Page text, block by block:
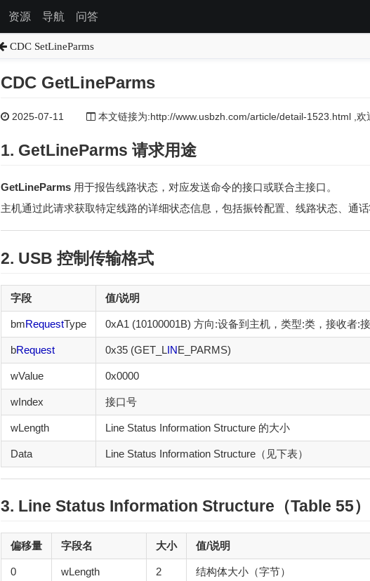
资源 导航 问答
CDC SetLineParms
CDC GetLineParms
2025-07-11 本文链接为:http://www.usbzh.com/article/detail-1523.html ,欢
1. GetLineParms 请求用途
GetLineParms用于报告线路状态，对应发送命令的接口或联合主接口。
主机通过此请求获取特定线路的详细状态信息，包括振铃配置、线路状态、通话
2. USB 控制传输格式
字段 值/说明
bmRequestType 0xA1 (10100001B) 方向:设备到主机，类型:类，接收者:
bRequest 0x35 (GET_LINE_PARMS)
wValue 0x0000
wIndex 接口号
wLength Line Status Information Structure 的大小
Data Line Status Information Structure（见下表）
3. Line Status Information Structure（Table 55）
偏移量 字段名 大小 值/说明
0 wLength 2 结构体大小（字节）